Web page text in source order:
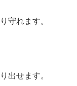
守れます。
出せます。